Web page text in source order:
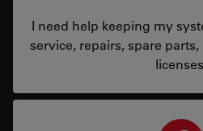
I need help keeping my
service, repairs, spare